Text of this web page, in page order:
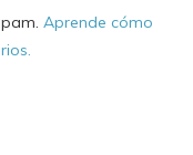
Aprende cómo